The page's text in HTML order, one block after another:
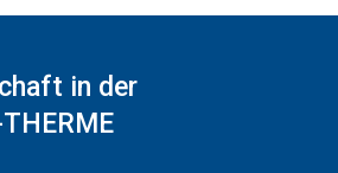
in der